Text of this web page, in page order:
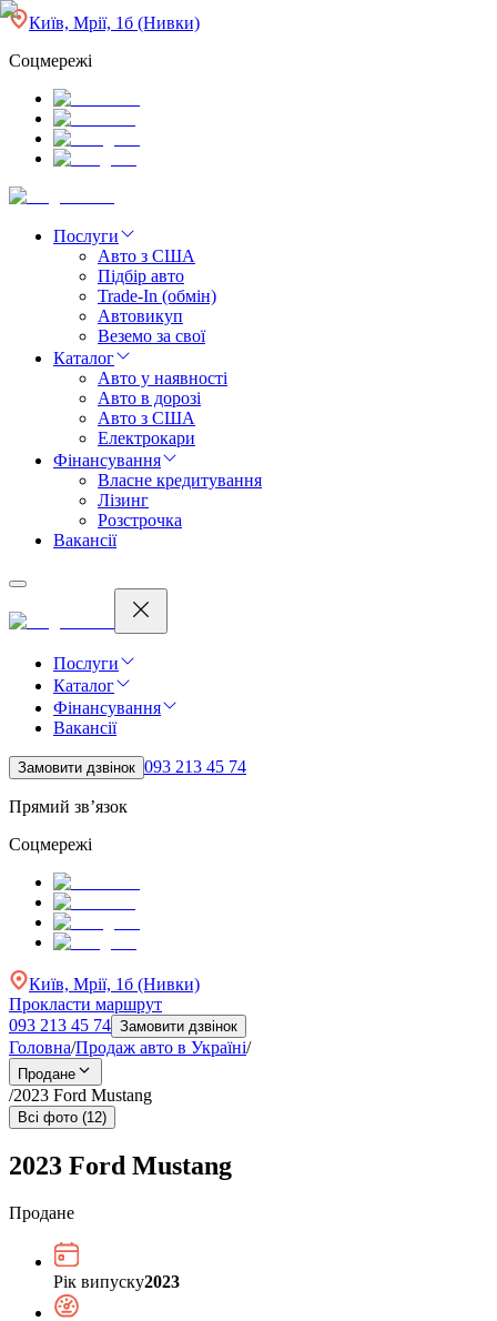
Київ, Мрії, 1б (Нивки)
Соцмережі
Послуги
Авто з США
Підбір авто
Trade-In (обмін)
Автовикуп
Веземо за свої
Каталог
Авто у наявності
Авто в дорозі
Авто з США
Електрокари
Фінансування
Власне кредитування
Лізинг
Розстрочка
Вакансії
Послуги
Каталог
Фінансування
Вакансії
Замовити дзвінок 093 213 45 74
Прямий зв’язок
Соцмережі
Київ, Мрії, 1б (Нивки)
Прокласти маршрут
093 213 45 74 Замовити дзвінок
Головна/Продаж авто в Україні/
Продане
/2023 Ford Mustang
Всі фото (12)
2023 Ford Mustang
Продане
Рік випуску2023